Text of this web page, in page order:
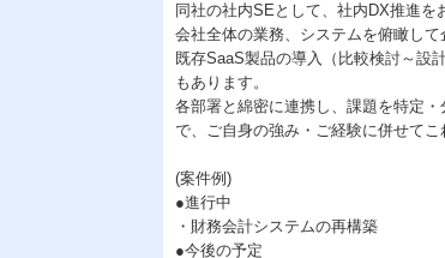
同社の社内SEとして、社内DX推進を
会社全体の業務、システムを俯瞰して
既存SaaS製品の導入（比較検討～設
もあります。
各部署と綿密に連携し、課題を特定
で、ご自身の強み・ご経験に併せてこ
(案件例)
●進行中
・財務会計システムの再構築
●今後の予定